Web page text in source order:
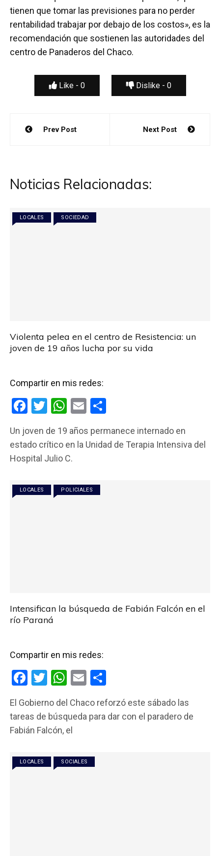
tienen que tomar las previsiones para no perder
rentabilidad trabajar por debajo de los costos», es la
recomendación que sostienen las autoridades del
centro de Panaderos del Chaco.
Like - 0 Dislike - 0
Navegación
Prev Post Next Post
Noticias Relacionadas:
LOCALES SOCIEDAD
Violenta pelea en el centro de Resistencia: un
joven de 19 años lucha por su vida
Compartir en mis redes:
F
ce
b
o
k
T
tt
er
W
at
s
p
p
E
ail m
p
Un joven de 19 años permanece internado en
estado crítico en la Unidad de Terapia Intensiva del
Hospital Julio C.
LOCALES POLICIALES
Intensifican la búsqueda de Fabián Falcón en el
río Paraná
Compartir en mis redes:
F
ce
b
o
k
T
tt
er
W
at
s
p
p
E
ail m
p
El Gobierno del Chaco reforzó este sábado las
tareas de búsqueda para dar con el paradero de
Fabián Falcón, el
LOCALES SOCIALES